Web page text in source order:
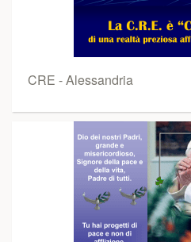
CRE - Alessandria